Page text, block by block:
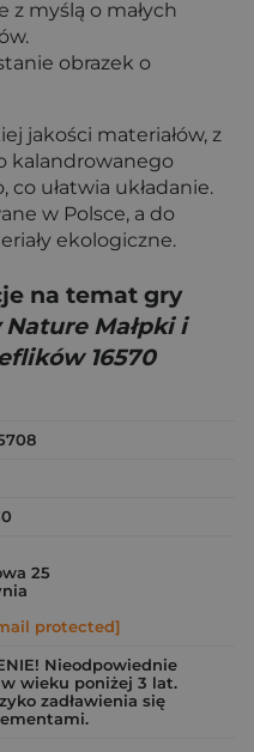
myślą o małych
obrazek o
jakości materiałów, z
kalandrowanego
co ułatwia układanie.
w Polsce, a do
ekologiczne.
na temat gry
Małpki i
16570
25
protected]
Nieodpowiednie
wieku poniżej 3 lat.
zadławienia się